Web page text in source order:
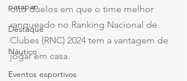
parapan
Destaque
Náutico
Eventos esportivos
oito duelos em que o time melhor
ranqueado no Ranking Nacional de
Clubes (RNC) 2024 tem a vantagem de
jogar em casa.